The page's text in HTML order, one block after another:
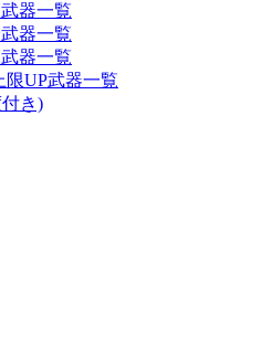
器一覧
器一覧
器一覧
限UP武器一覧
き)